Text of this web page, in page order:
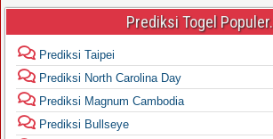
Prediksi Togel Populer.
Prediksi Taipei
Prediksi North Carolina Day
Prediksi Magnum Cambodia
Prediksi Bullseye